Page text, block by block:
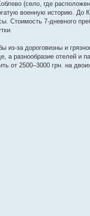
(село, где
военную историю. До
Стоимость 7-дневного
за дороговизны и
разнообразие отелей и
от 2500–3000 грн. на